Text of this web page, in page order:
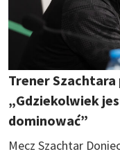
Trener Szachtara
„Gdziekolwiek
dominować”
Mecz Szachtar